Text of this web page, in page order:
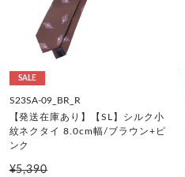
SALE
S23SA-09_BR_R
【発送在庫あり】【SL】シルク小
紋ネクタイ 8.0cm幅/ブラウン+ピ
ンク
¥5,390